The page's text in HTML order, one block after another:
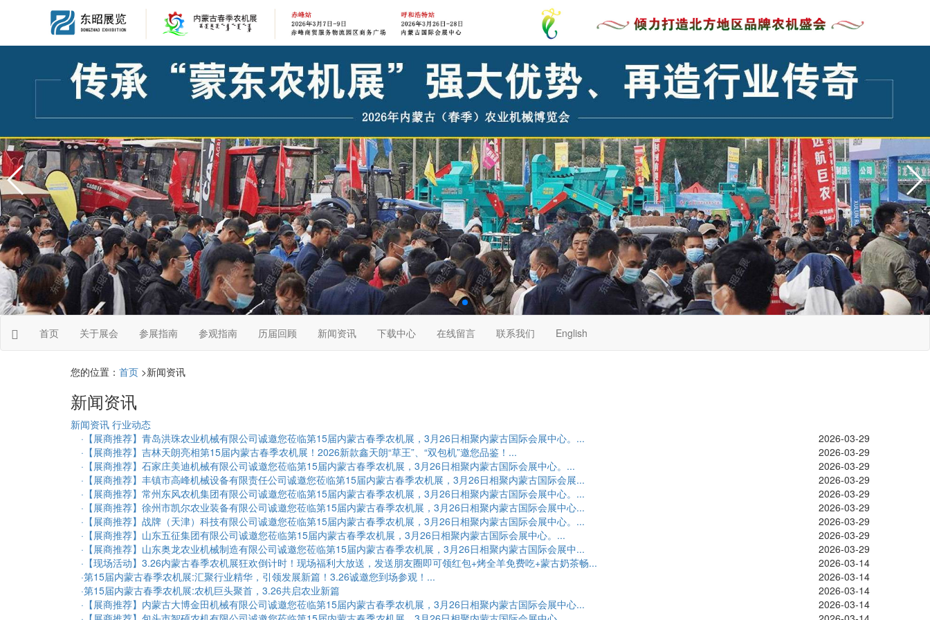
首页 关于展会 参展指南 参观指南 历届回顾 新闻资讯 下载中心 在线留言 联系我们 English
您的位置： 首页 >新闻资讯
新闻资讯
新闻资讯 行业动态
·【展商推荐】青岛洪珠农业机械有限公司诚邀您莅临第15届内蒙古春季农机展，3月26日相聚内蒙古国际会展中心。...
2026-03-29
·【展商推荐】吉林天朗亮相第15届内蒙古春季农机展！2026新款鑫天朗“草王”、“双包机”邀您品鉴！...
2026-03-29
·【展商推荐】石家庄美迪机械有限公司诚邀您莅临第15届内蒙古春季农机展，3月26日相聚内蒙古国际会展中心。...
2026-03-29
·【展商推荐】丰镇市高峰机械设备有限责任公司诚邀您莅临第15届内蒙古春季农机展，3月26日相聚内蒙古国际会展...
2026-03-29
·【展商推荐】常州东风农机集团有限公司诚邀您莅临第15届内蒙古春季农机展，3月26日相聚内蒙古国际会展中心。...
2026-03-29
·【展商推荐】徐州市凯尔农业装备有限公司诚邀您莅临第15届内蒙古春季农机展，3月26日相聚内蒙古国际会展中心...
2026-03-29
·【展商推荐】战牌（天津）科技有限公司诚邀您莅临第15届内蒙古春季农机展，3月26日相聚内蒙古国际会展中心。...
2026-03-29
·【展商推荐】山东五征集团有限公司诚邀您莅临第15届内蒙古春季农机展，3月26日相聚内蒙古国际会展中心。...
2026-03-29
·【展商推荐】山东奥龙农业机械制造有限公司诚邀您莅临第15届内蒙古春季农机展，3月26日相聚内蒙古国际会展中...
2026-03-29
·【现场活动】3.26内蒙古春季农机展狂欢倒计时！现场福利大放送，发送朋友圈即可领红包+烤全羊免费吃+蒙古奶茶畅...
2026-03-14
·第15届内蒙古春季农机展:汇聚行业精华，引领发展新篇！3.26诚邀您到场参观！...
2026-03-14
·第15届内蒙古春季农机展:农机巨头聚首，3.26共启农业新篇
2026-03-14
·【展商推荐】内蒙古大博金田机械有限公司诚邀您莅临第15届内蒙古春季农机展，3月26日相聚内蒙古国际会展中心...
2026-03-14